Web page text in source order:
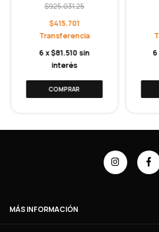
$925.031,25
$415.701
6x$81.510 sin
interés
6
MÁS INFORMACIÓN